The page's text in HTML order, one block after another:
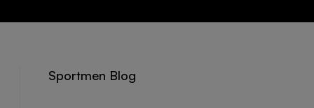
Sportmen Blog